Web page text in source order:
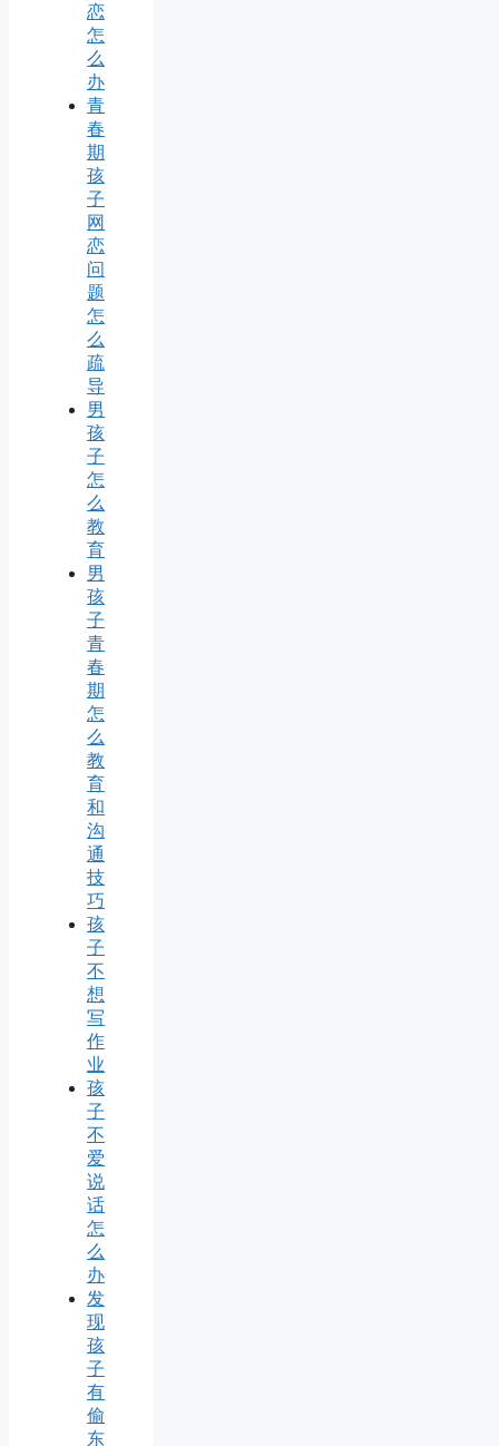
恋
怎
么
办
青
春
期
孩
子
网
恋
问
题
怎
么
疏
导
男
孩
子
怎
么
教
育
男
孩
子
青
春
期
怎
么
教
育
和
沟
通
技
巧
孩
子
不
想
写
作
业
孩
子
不
爱
说
话
怎
么
办
发
现
孩
子
有
偷
东